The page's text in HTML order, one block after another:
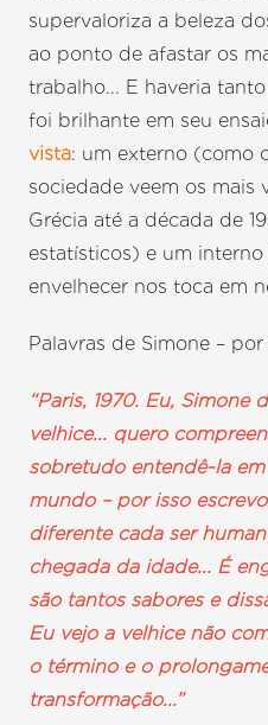
supervaloriza a beleza
ao ponto de afastar os
trabalho... E haveria
foi brilhante em seu
vista: um externo (como
sociedade veem os mais
Grécia até a década de
estatísticos) e um
envelhecer nos toca em
Palavras de Simone – por
“Paris, 1970. Eu, Simone
velhice... quero
sobretudo entendê-la
mundo – por isso
diferente cada ser
chegada da idade... É
são tantos sabores e
Eu vejo a velhice não
o término e o
transformação...”